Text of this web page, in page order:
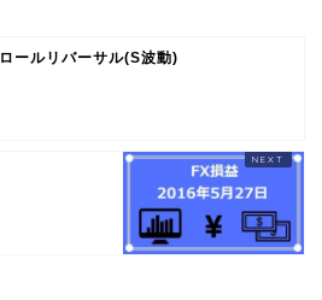
ロールリバーサル(S波動)